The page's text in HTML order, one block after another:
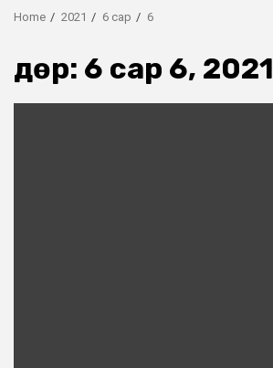
Home 2021 6 сар 6
Өдөр: 6 сар 6, 2021